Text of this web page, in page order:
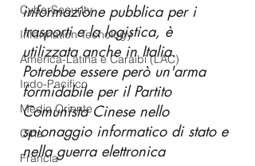
CyberSecurity
Information Tecnology
America-Latina e Caraibi (LAC)
Indo-Pacifico
Medio Oriente
Cina
Francia
informazione pubblica per i
trasporti e la logistica, è
utilizzata anche in Italia.
Potrebbe essere però un'arma
formidabile per il Partito
Comunista Cinese nello
spionaggio informatico di stato e
nella guerra elettronica